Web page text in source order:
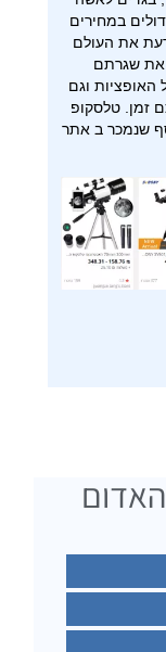
במחירים
את העולם
את שגרתם
וגם
זמן. טלסקופ
שנמכר ב אתר